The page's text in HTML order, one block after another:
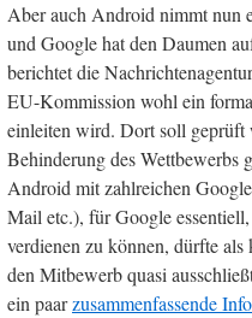
Aber auch Android nimmt nun
und Google hat den Daumen
berichtet die
EU-Kommission wohl ein
einleiten wird. Dort soll geprüft
Behinderung des
Android mit zahlreichen
Mail etc.), für Google
verdienen zu können, dürfte
den Mitbewerb quasi
ein paarzusammenfassende